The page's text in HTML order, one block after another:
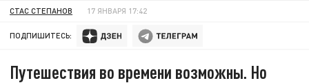
СТАС СТЕПАНОВ 17 ЯНВАРЯ 17:42
ПОДПИШИТЕСЬ:
Путешествия во времени возможны. Но